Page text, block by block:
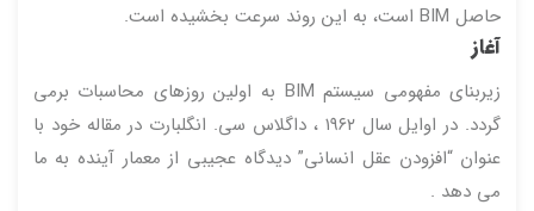
حاصل BIM است، به این روند سرعت بخشیده است.
آغاز
زیربنای مفهومی سیستم BIM به اولین روزهای محاسبات برمی
گردد. در اوایل سال ۱۹۶۲ ، داگلاس سی. انگلبارت در مقاله خود با
عنوان “افزودنعقل انسانی”دیدگاه عجیبی از معمار آینده به ما
می دهد .